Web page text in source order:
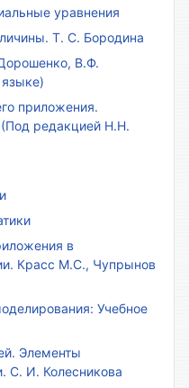
уравнения
Т. С. Бородина
В.Ф.
приложения.
редакцией Н.Н.
в
Красс М.С., Чупрынов
Учебное
Элементы
С. И. Колесникова